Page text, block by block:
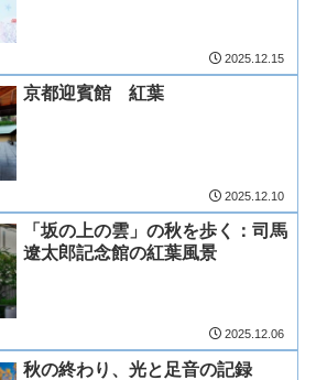
2025.12.15
京都迎賓館 紅葉
2025.12.10
「坂の上の雲」の秋を歩く：司馬
遼太郎記念館の紅葉風景
2025.12.06
秋の終わり、光と足音の記録